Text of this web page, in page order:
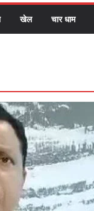
खेल चार धाम